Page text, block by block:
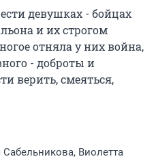
девушках - бойцах
и их строгом
отняла у них война,
- доброты и
верить, смеяться,
Виолетта